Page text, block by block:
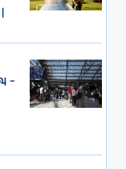
–